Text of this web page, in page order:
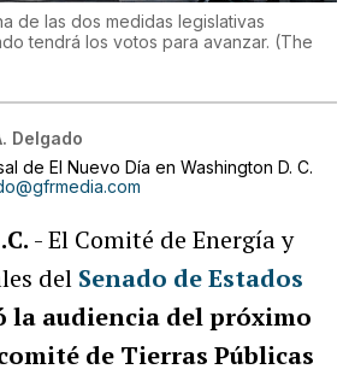
de las dos medidas legislativas
tendrá los votos para avanzar. (The
Delgado
de El Nuevo Día en Washington D. C.
- El Comité de Energía y
del Senado de Estados
la audiencia del próximo
de Tierras Públicas